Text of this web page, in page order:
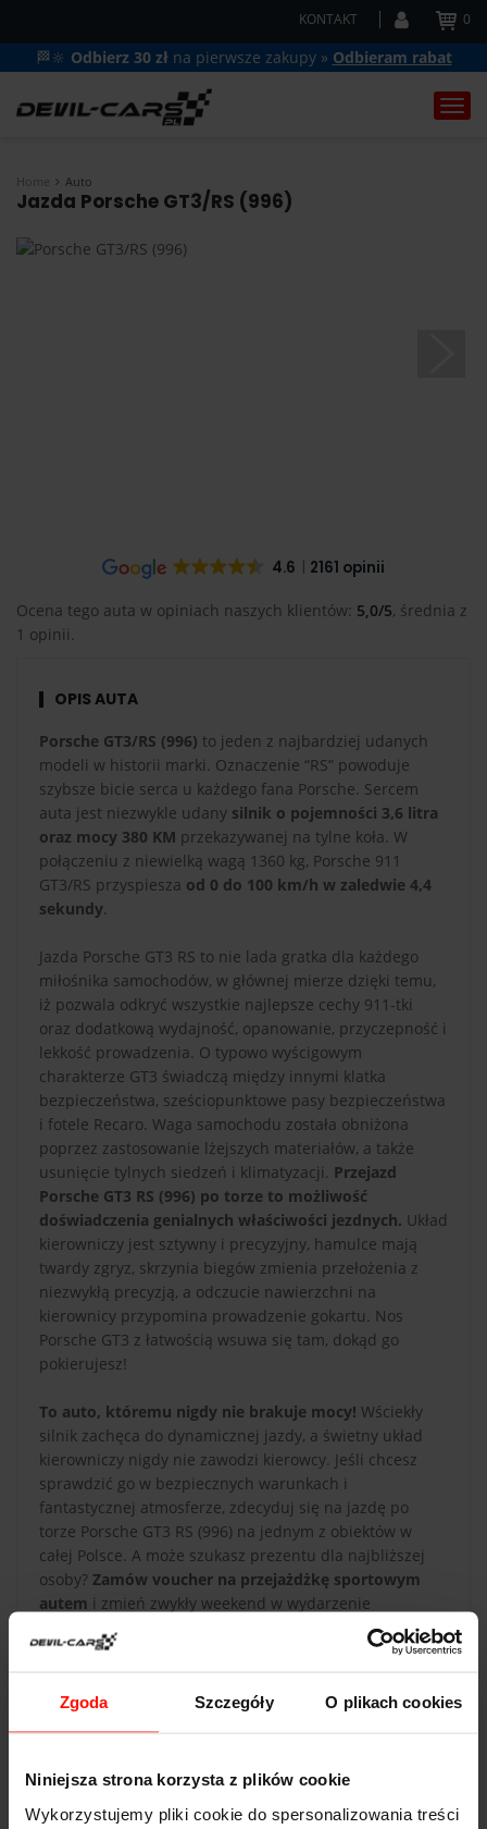
Zgoda Szczegóły O plikach cookies
Niniejsza strona korzysta z plików cookie
Wykorzystujemy pliki cookie do spersonalizowania treści
KONTAKT 0
🏁🔆 Odbierz 30 zł na pierwsze zakupy » Odbieram rabat
Home Auto
Jazda Porsche GT3/RS (996)
4.6 2161 opinii
Ocena tego auta w opiniach naszych klientów: 5,0/5, średnia z
1 opinii.
OPIS AUTA
Porsche GT3/RS (996) to jeden z najbardziej udanych
modeli w historii marki. Oznaczenie “RS” powoduje
szybsze bicie serca u każdego fana Porsche. Sercem
auta jest niezwykle udany silnik o pojemności 3,6 litra
oraz mocy 380 KM przekazywanej na tylne koła. W
połączeniu z niewielką wagą 1360 kg, Porsche 911
GT3/RS przyspiesza od 0 do 100 km/h w zaledwie 4,4
sekundy.
Jazda Porsche GT3 RS to nie lada gratka dla każdego
miłośnika samochodów, w głównej mierze dzięki temu,
iż pozwala odkryć wszystkie najlepsze cechy 911-tki
oraz dodatkową wydajność, opanowanie, przyczepność i
lekkość prowadzenia. O typowo wyścigowym
charakterze GT3 świadczą między innymi klatka
bezpieczeństwa, sześciopunktowe pasy bezpieczeństwa
i fotele Recaro. Waga samochodu została obniżona
poprzez zastosowanie lżejszych materiałów, a także
usunięcie tylnych siedzeń i klimatyzacji. Przejazd
Porsche GT3 RS (996) po torze to możliwość
doświadczenia genialnych właściwości jezdnych. Układ
kierowniczy jest sztywny i precyzyjny, hamulce mają
twardy zgryz, skrzynia biegów zmienia przełożenia z
niezwykłą precyzją, a odczucie nawierzchni na
kierownicy przypomina prowadzenie gokartu. Nos
Porsche GT3 z łatwością wsuwa się tam, dokąd go
pokierujesz!
To auto, któremu nigdy nie brakuje mocy! Wściekły
silnik zachęca do dynamicznej jazdy, a świetny układ
kierowniczy nigdy nie zawodzi kierowcy. Jeśli chcesz
sprawdzić go w bezpiecznych warunkach i
fantastycznej atmosferze, zdecyduj się na jazdę po
torze Porsche GT3 RS (996) na jednym z obiektów w
całej Polsce. A może szukasz prezentu dla najbliższej
osoby? Zamów voucher na przejażdżkę sportowym
autem i zmień zwykły weekend w wydarzenie
naładowane pozytywnymi emocjami!
DANE TECHNICZNE